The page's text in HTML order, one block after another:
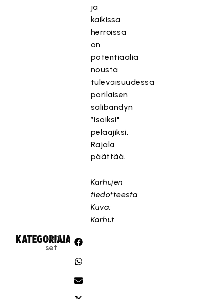
ja
kaikissa
herroissa
on
potentiaalia
nousta
tulevaisuudessa
porilaisen
salibandyn
”isoiksi"
pelaajiksi,
Rajala
päättää.
Karhujen
tiedotteesta
Kuva:
Karhut
KATEGORIA:
Uuti
set
JAA: